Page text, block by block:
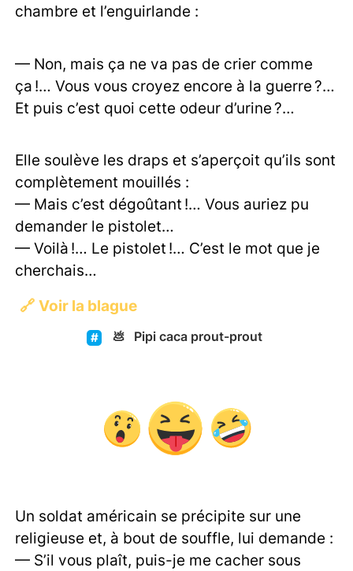
chambre et l’enguirlande :
— Non, mais ça ne va pas de crier comme
ça !… Vous vous croyez encore à la guerre ?…
Et puis c’est quoi cette odeur d’urine ?…
Elle soulève les draps et s’aperçoit qu’ils sont
complètement mouillés :
— Mais c’est dégoûtant !… Vous auriez pu
demander le pistolet…
— Voilà !… Le pistolet !… C’est le mot que je
cherchais…
🔗 Voir la blague
💩 Pipi caca prout-prout
Un soldat américain se précipite sur une
religieuse et, à bout de souffle, lui demande :
— S’il vous plaît, puis-je me cacher sous